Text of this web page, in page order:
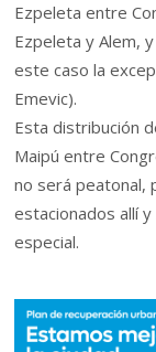
Ezpeleta entre
Ezpeleta y Alem,
este caso la
Emevic).
Esta distribución
Maipú entre
no será peatonal,
estacionados allí
especial.